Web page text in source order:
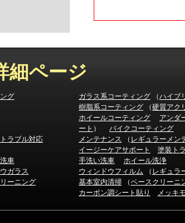
細ページ
グ ガラス系コーティング （ハイブ
樹脂系コーティング （硬質アク
ホイールコーティング
アンダ
ート ） バイクコーティング
ラブル対応
メンテナンス （ レギュラーメン
イージーケアサポート
塗装ト
車
手洗い洗車
ホイール洗浄
ガラス
ウィンドウフィルム （ レギュラ
ーニング
基本室内清掃 （ベースクリーニ
カーボン調シート貼り
メッキ